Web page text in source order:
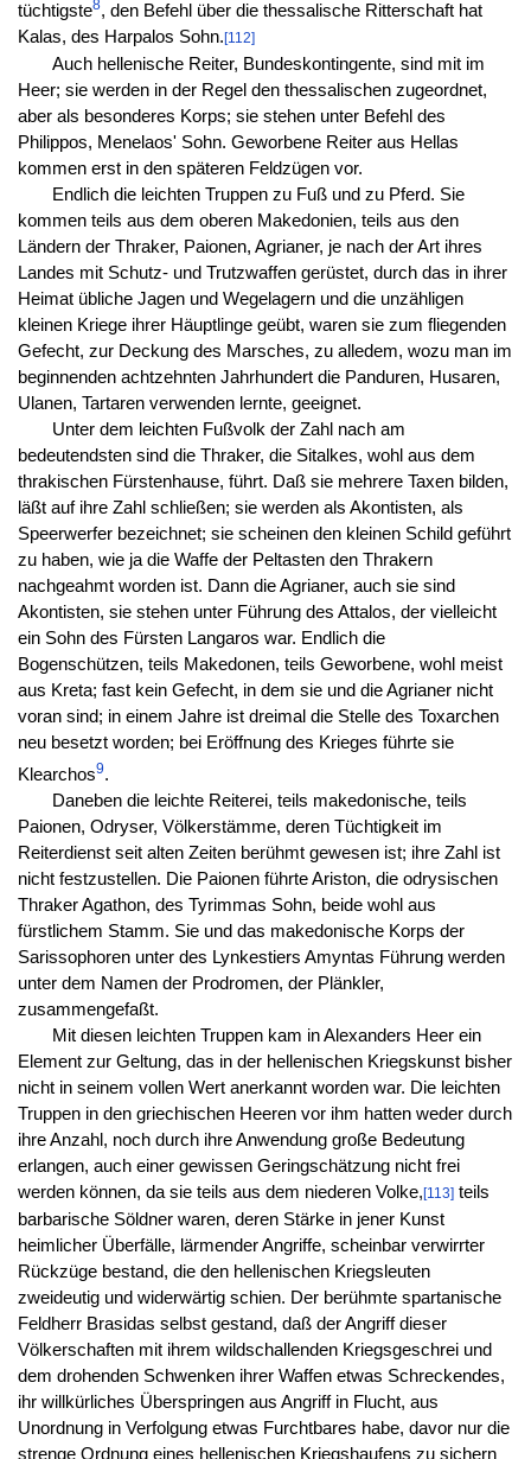
tüchtigste8, den Befehl über die thessalische Ritterschaft hat
Kalas, des Harpalos Sohn. [112]
Auch hellenische Reiter, Bundeskontingente, sind mit im
Heer; sie werden in der Regel den thessalischen zugeordnet,
aber als besonderes Korps; sie stehen unter Befehl des
Philippos, Menelaos' Sohn. Geworbene Reiter aus Hellas
kommen erst in den späteren Feldzügen vor.
Endlich die leichten Truppen zu Fuß und zu Pferd. Sie
kommen teils aus dem oberen Makedonien, teils aus den
Ländern der Thraker, Paionen, Agrianer, je nach der Art ihres
Landes mit Schutz- und Trutzwaffen gerüstet, durch das in ihrer
Heimat übliche Jagen und Wegelagern und die unzähligen
kleinen Kriege ihrer Häuptlinge geübt, waren sie zum fliegenden
Gefecht, zur Deckung des Marsches, zu alledem, wozu man im
beginnenden achtzehnten Jahrhundert die Panduren, Husaren,
Ulanen, Tartaren verwenden lernte, geeignet.
Unter dem leichten Fußvolk der Zahl nach am
bedeutendsten sind die Thraker, die Sitalkes, wohl aus dem
thrakischen Fürstenhause, führt. Daß sie mehrere Taxen bilden,
läßt auf ihre Zahl schließen; sie werden als Akontisten, als
Speerwerfer bezeichnet; sie scheinen den kleinen Schild geführt
zu haben, wie ja die Waffe der Peltasten den Thrakern
nachgeahmt worden ist. Dann die Agrianer, auch sie sind
Akontisten, sie stehen unter Führung des Attalos, der vielleicht
ein Sohn des Fürsten Langaros war. Endlich die
Bogenschützen, teils Makedonen, teils Geworbene, wohl meist
aus Kreta; fast kein Gefecht, in dem sie und die Agrianer nicht
voran sind; in einem Jahre ist dreimal die Stelle des Toxarchen
neu besetzt worden; bei Eröffnung des Krieges führte sie
Klearchos9.
Daneben die leichte Reiterei, teils makedonische, teils
Paionen, Odryser, Völkerstämme, deren Tüchtigkeit im
Reiterdienst seit alten Zeiten berühmt gewesen ist; ihre Zahl ist
nicht festzustellen. Die Paionen führte Ariston, die odrysischen
Thraker Agathon, des Tyrimmas Sohn, beide wohl aus
fürstlichem Stamm. Sie und das makedonische Korps der
Sarissophoren unter des Lynkestiers Amyntas Führung werden
unter dem Namen der Prodromen, der Plänkler,
zusammengefaßt.
Mit diesen leichten Truppen kam in Alexanders Heer ein
Element zur Geltung, das in der hellenischen Kriegskunst bisher
nicht in seinem vollen Wert anerkannt worden war. Die leichten
Truppen in den griechischen Heeren vor ihm hatten weder durch
ihre Anzahl, noch durch ihre Anwendung große Bedeutung
erlangen, auch einer gewissen Geringschätzung nicht frei
werden können, da sie teils aus dem niederen Volke, [113]teils
barbarische Söldner waren, deren Stärke in jener Kunst
heimlicher Überfälle, lärmender Angriffe, scheinbar verwirrter
Rückzüge bestand, die den hellenischen Kriegsleuten
zweideutig und widerwärtig schien. Der berühmte spartanische
Feldherr Brasidas selbst gestand, daß der Angriff dieser
Völkerschaften mit ihrem wildschallenden Kriegsgeschrei und
dem drohenden Schwenken ihrer Waffen etwas Schreckendes,
ihr willkürliches Überspringen aus Angriff in Flucht, aus
Unordnung in Verfolgung etwas Furchtbares habe, davor nur die
strenge Ordnung eines hellenischen Kriegshaufens zu sichern